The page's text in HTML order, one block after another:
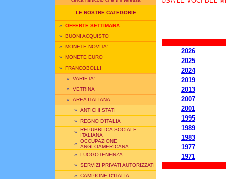
LE NOSTRE CATEGORIE
» OFFERTE SETTIMANA
» BUONI ACQUISTO
» MONETE NOVITA'
» MONETE EURO
» FRANCOBOLLI
» VARIETA'
» VETRINA
» AREA ITALIANA
» ANTICHI STATI
» REGNO D'ITALIA
» REPUBBLICA SOCIALE
ITALIANA
» OCCUPAZIONE
ANGLOAMERICANA
» LUOGOTENENZA
» SERVIZI PRIVATI AUTORIZZATI
» CAMPIONE D'ITALIA
2026
2025
2024
2019
2013
2007
2001
1995
1989
1983
1977
1971